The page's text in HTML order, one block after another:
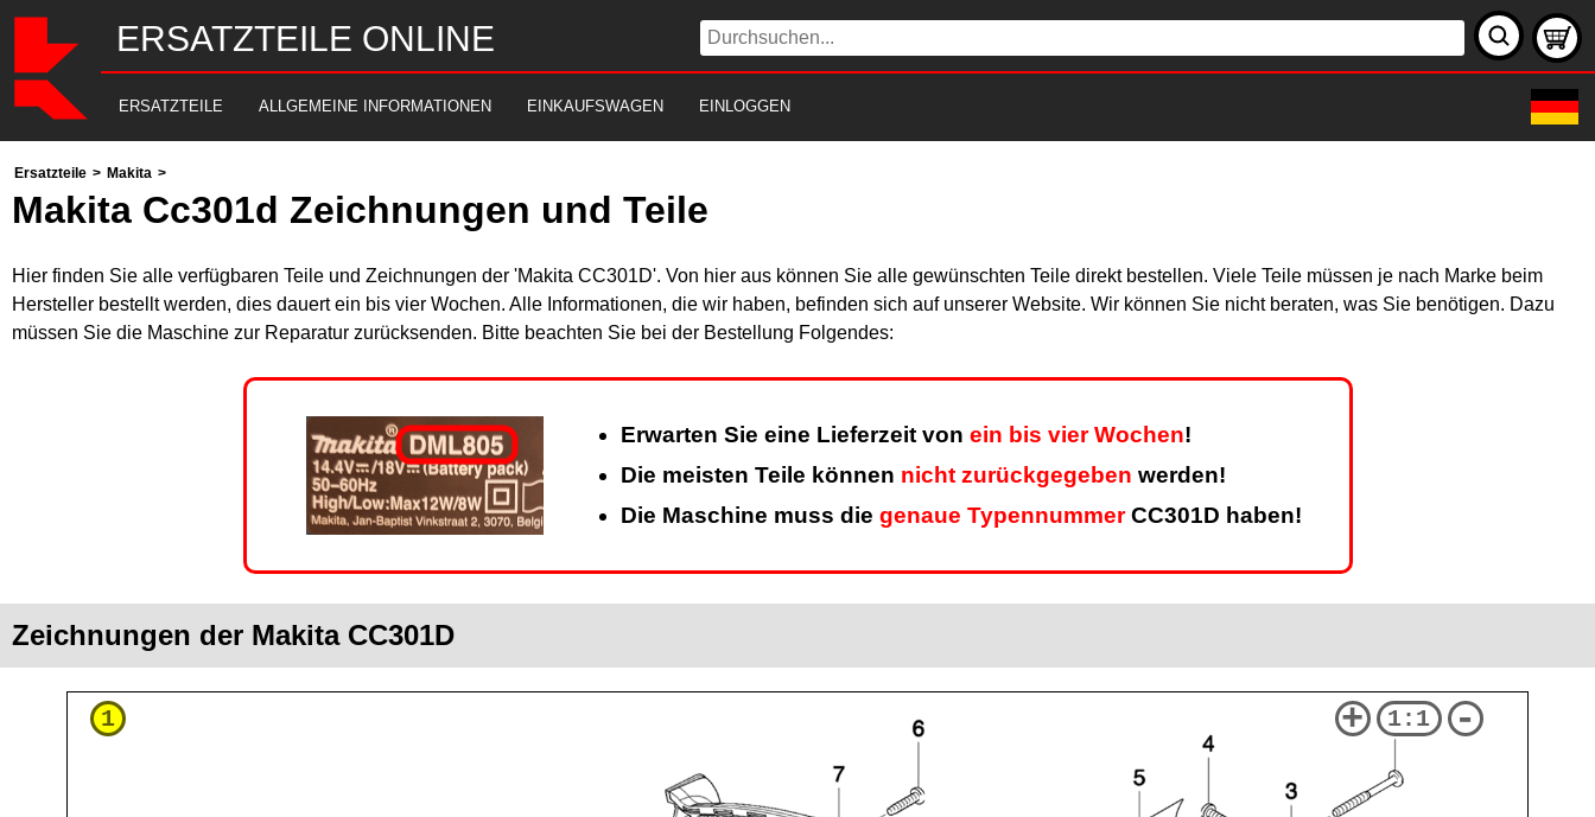
ERSATZTEILE ONLINE
ERSATZTEILE ALLGEMEINE INFORMATIONEN EINKAUFSWAGEN EINLOGGEN
Ersatzteile > Makita >
Makita Cc301d Zeichnungen und Teile
Hier finden Sie alle verfügbaren Teile und Zeichnungen der 'Makita CC301D'. Von hier aus können Sie alle gewünschten Teile direkt bestellen. Viele Teile müssen je nach Marke beim
Hersteller bestellt werden, dies dauert ein bis vier Wochen. Alle Informationen, die wir haben, befinden sich auf unserer Website. Wir können Sie nicht beraten, was Sie benötigen. Dazu
müssen Sie die Maschine zur Reparatur zurücksenden. Bitte beachten Sie bei der Bestellung Folgendes:
Erwarten Sie eine Lieferzeit von ein bis vier Wochen!
Die meisten Teile können nicht zurückgegeben werden!
Die Maschine muss die genaue TypennummerCC301D haben!
Zeichnungen der Makita CC301D
1 + 1:1 -